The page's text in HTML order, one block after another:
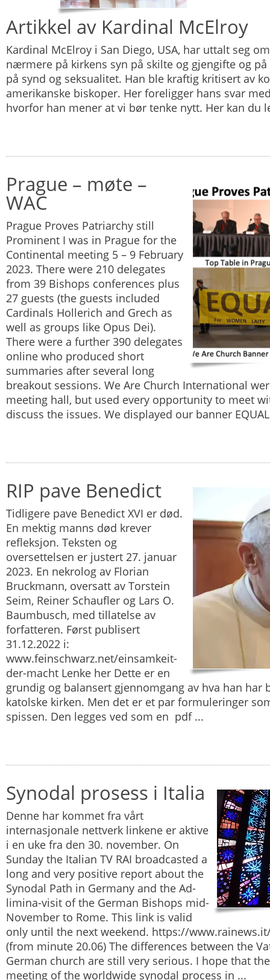
Artikkel av Kardinal McElroy
Kardinal McElroy i San Diego, USA, har uttalt seg
nærmere på kirkens syn på skilte og gjengifte og
på synd og seksualitet. Han ble kraftig kritisert av
amerikanske biskoper. Her foreligger hans svar
hvorfor han mener at vi bør tenke nytt. Her kan du
Prague – møte –
WAC
Prague Proves Patriarchy still
Prominent I was in Prague for the
Continental meeting 5 – 9 February
2023. There were 210 delegates
from 39 Bishops conferences plus
27 guests (the guests included
Cardinals Hollerich and Grech as
well as groups like Opus Dei).
There were a further 390 delegates
online who produced short
summaries after several long
breakout sessions. We Are Church International
meeting hall, but used every opportunity to meet
discuss the issues. We displayed our banner
RIP pave Benedict
Tidligere pave Benedict XVI er død.
En mektig manns død krever
refleksjon. Teksten og
oversettelsen er justert 27. januar
2023. En nekrolog av Florian
Bruckmann, oversatt av Torstein
Seim, Reiner Schaufler og Lars O.
Baumbusch, med tillatelse av
forfatteren. Først publisert
31.12.2022 i:
www.feinschwarz.net/einsamkeit-
der-macht Lenke her Dette er en
grundig og balansert gjennomgang av hva han har
katolske kirken. Men det er et par formuleringer
spissen. Den legges ved som en pdf ...
Synodal prosess i Italia
Denne har kommet fra vårt
internasjonale nettverk linkene er aktive
i en uke fra den 30. november. On
Sunday the Italian TV RAI broadcasted a
long and very positive report about the
Synodal Path in Germany and the Ad-
limina-visit of the German Bishops mid-
November to Rome. This link is valid
only until the next weekend. https://
(from minute 20.06) The differences between the
German church are still very serious. I hope that
meeting of the worldwide synodal process in ...